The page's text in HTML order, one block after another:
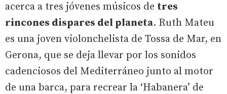
acerca a tres jóvenes músicos de tres
rincones dispares del planeta. Ruth Mateu
es una joven violonchelista de Tossa de Mar, en
Gerona, que se deja llevar por los sonidos
cadenciosos del Mediterráneo junto al motor
de una barca, para recrear la ‘Habanera’ de